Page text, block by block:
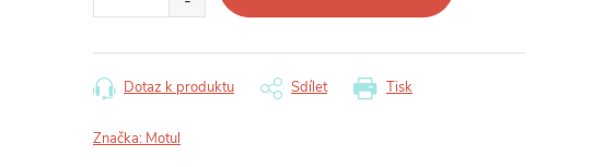
Tisk
Dotaz k produktu Sdílet
Značka: Motul